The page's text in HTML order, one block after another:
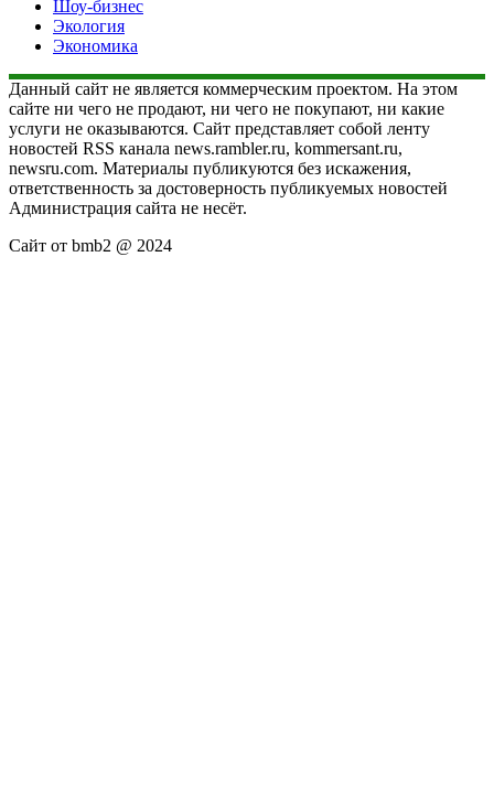
Шоу-бизнес
Экология
Экономика
Данный сайт не является коммерческим проектом. На этом
сайте ни чего не продают, ни чего не покупают, ни какие
услуги не оказываются. Сайт представляет собой ленту
новостей RSS канала news.rambler.ru, kommersant.ru,
newsru.com. Материалы публикуются без искажения,
ответственность за достоверность публикуемых новостей
Администрация сайта не несёт.
Сайт от bmb2 @ 2024